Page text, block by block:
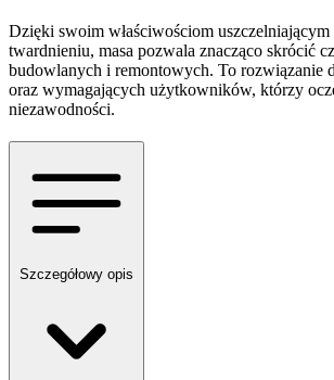
Dzięki swoim właściwościom
twardnieniu, masa pozwala znacząco skrócić
budowlanych i remontowych. To rozwiązanie
oraz wymagających użytkowników, którzy
niezawodności.
Szczegółowy opis